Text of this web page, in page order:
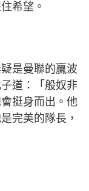
希望。
是曼聯的贏波
道：「般奴非
挺身而出。他
完美的隊長，